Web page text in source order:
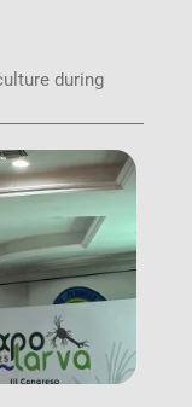
during